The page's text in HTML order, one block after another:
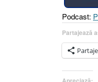
Podcast:
Partajează